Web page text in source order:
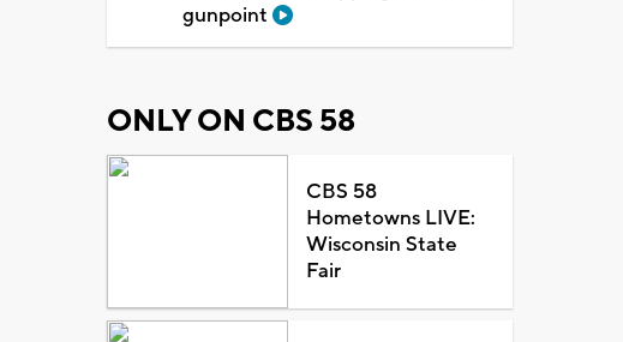
gunpoint
ONLY ON CBS 58
CBS 58
Hometowns LIVE:
Wisconsin State
Fair